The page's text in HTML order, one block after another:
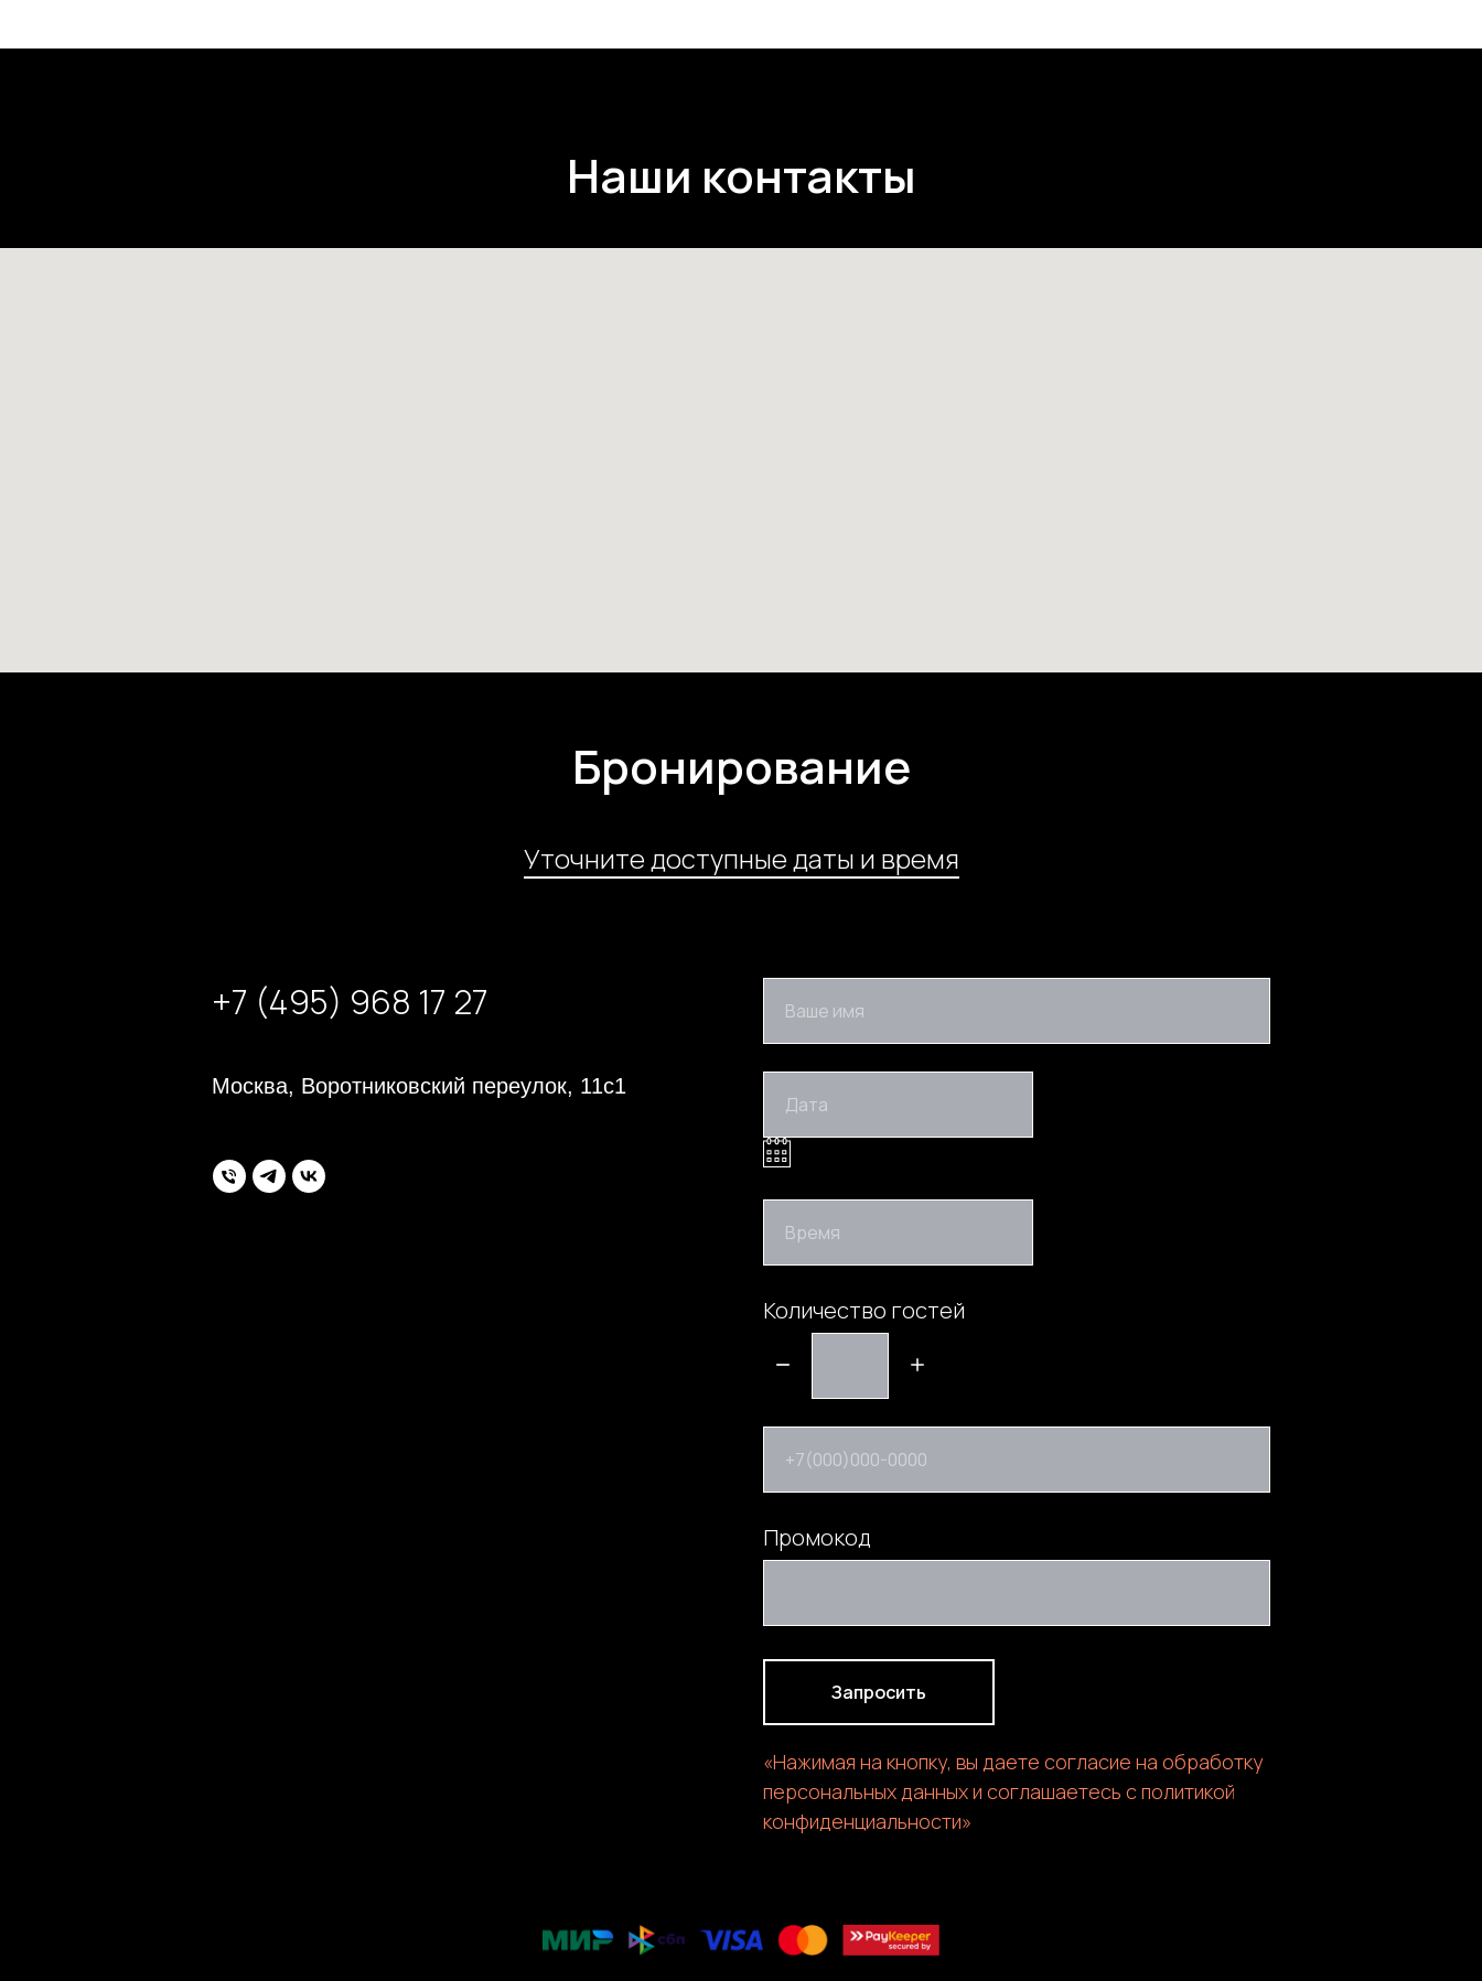
Наши контакты
Бронирование
Уточните доступные даты и время
+7 (495) 968 17 27
Москва, Воротниковский переулок, 11с1
Ваше имя
Дата
Время
Количество гостей
+7(000)000-0000
Промокод
Запросить
«Нажимая на кнопку, вы даете согласие на обработку
персональных данных и соглашаетесь c политикой
конфиденциальности»